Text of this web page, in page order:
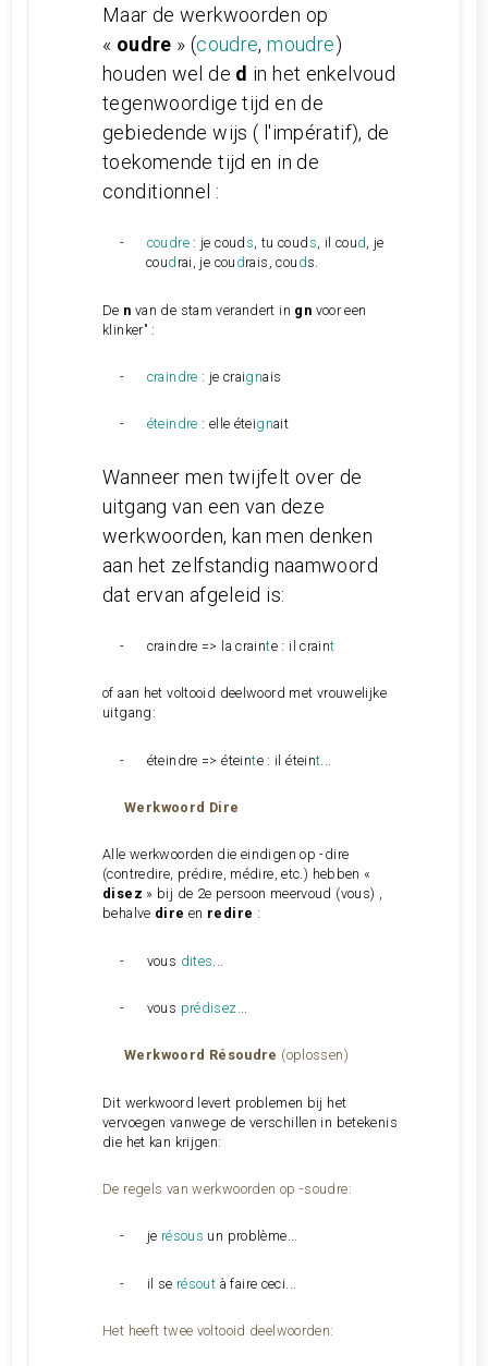
Maar de werkwoorden op
« oudre » (coudre,moudre)
houden wel de d in het enkelvoud
tegenwoordige tijd en de
gebiedende wijs ( l'impératif), de
toekomende tijd en in de
conditionnel :
- coudre: je coud s, tu coud s, il coud, je
coud rai, je cou drais, cou ds.
De n van de stam verandert in gn voor een
klinker" :
- craindre : je craignais
- éteindre : elle éteignait
Wanneer men twijfelt over de
uitgang van een van deze
werkwoorden, kan men denken
aan het zelfstandig naamwoord
dat ervan afgeleid is:
- craindre => la crainte : il craint
of aan het voltooid deelwoord met vrouwelijke
uitgang:
- éteindre => éteinte : il éteint
Werkwoord Dire
Alle werkwoorden die eindigen op -dire
(contredire, prédire, médire, etc.) hebben «
disez » bij de 2e persoon meervoud (vous) ,
behalve dire en redire :
- vous dites
- vous prédisez...
Werkwoord Résoudre (oplossen)
Dit werkwoord levert problemen bij het
vervoegen vanwege de verschillen in betekenis
die het kan krijgen:
De regels van werkwoorden op -soudre:
- je résous un problème...
- il se résout à faire ceci...
Het heeft twee voltooid deelwoorden: